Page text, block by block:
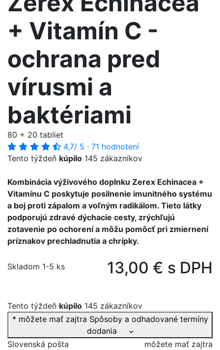
+ Vitamín C -
ochrana pred
vírusmi a
baktériami
80 + 20 tabliet
4,7/ 5 · 71 hodnotení
Tento týždeň kúpilo 145 zákazníkov
Kombinácia výživového doplnku Zerex Echinacea +
Vitamínu C poskytuje posilnenie imunitného systému
a boj proti zápalom a voľným radikálom. Tieto látky
podporujú zdravé dýchacie cesty, zrýchľujú
zotavenie po ochorení a môžu pomôcť pri zmiernení
príznakov prechladnutia a chrípky.
Skladom 1-5 ks 13,00 € s DPH
Tento týždeň kúpilo 145 zákazníkov
* môžete mať zajtra Spôsoby a odhadované termíny
dodania
Slovenská pošta
môžete mať zajtra